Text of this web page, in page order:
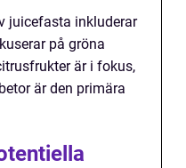
juicefasta inkluderar
på gröna
är i fokus,
är den primära